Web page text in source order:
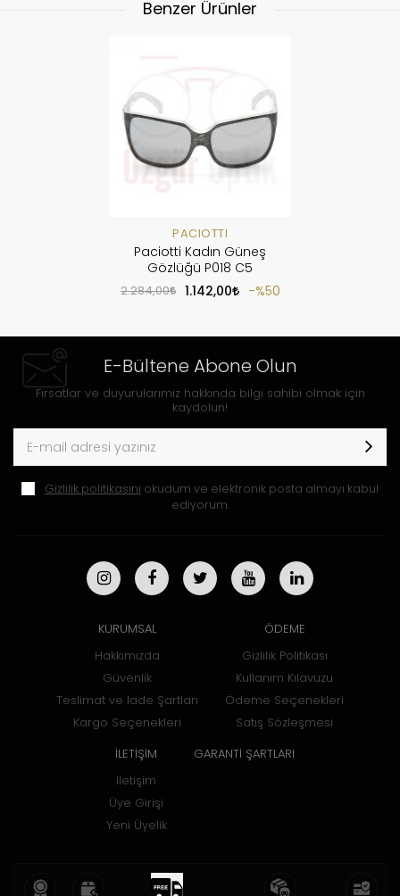
Benzer Ürünler
PACIOTTI
Paciotti Kadın Güneş
Gözlüğü P018 C5
2.284,00 1.142,00 %50
E-Bültene Abone Olun
Fırsatlar ve duyurularımız hakkında bilgi sahibi olmak için
kaydolun!
Gizlilik politikasını okudum ve elektronik posta almayı kabul
ediyorum.
KURUMSAL
Hakkımızda
Güvenlik
Teslimat ve İade Şartları
Kargo Seçenekleri
ÖDEME
Gizlilik Politikası
Kullanım Kılavuzu
Ödeme Seçenekleri
Satış Sözleşmesi
İLETİŞİM
İletişim
Üye Girişi
Yeni Üyelik
GARANTİ ŞARTLARI